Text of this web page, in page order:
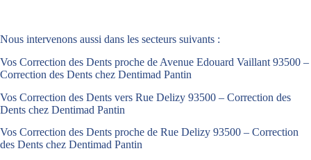
Nous intervenons aussi dans les secteurs suivants :
Vos Correction des Dents proche de Avenue Edouard Vaillant 93500 –
Correction des Dents chez Dentimad Pantin
Vos Correction des Dents vers Rue Delizy 93500 – Correction des
Dents chez Dentimad Pantin
Vos Correction des Dents proche de Rue Delizy 93500 – Correction
des Dents chez Dentimad Pantin